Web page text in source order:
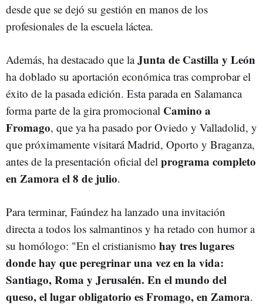
desde que se dejó su gestión en manos de los
profesionales de la escuela láctea.
Además, ha destacado que laJunta de Castilla y León
ha doblado su aportación económica tras comprobar el
éxito de la pasada edición. Esta parada en Salamanca
forma parte de la gira promocional Camino a
Fromago, que ya ha pasado por Oviedo y Valladolid, y
que próximamente visitará Madrid, Oporto y Braganza,
antes de la presentación oficial del programa completo
en Zamora el 8 de julio.
Para terminar, Faúndez ha lanzado una invitación
directa a todos los salmantinos y ha retado con humor a
su homólogo: "En el cristianismo hay tres lugares
donde hay que peregrinar una vez en la vida:
Santiago, Roma y Jerusalén. En el mundo del
queso, el lugar obligatorio es Fromago, en Zamora.